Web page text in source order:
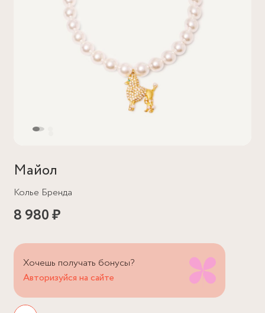
Майол
Колье Бренда
8 980 ₽
Хочешь получать бонусы?
Авторизуйся на сайте